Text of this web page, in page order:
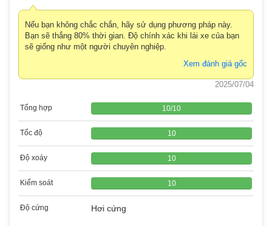
Nếu bạn không chắc chắn, hãy sử dụng phương pháp này.
Bạn sẽ thắng 80% thời gian. Độ chính xác khi lái xe của bạn
sẽ giống như một người chuyên nghiệp.
Xem đánh giá gốc
2025/07/04
Tổng hợp 10/10
Tốc độ 10
Độ xoáy 10
Kiểm soát 10
Độ cứng Hơi cứng